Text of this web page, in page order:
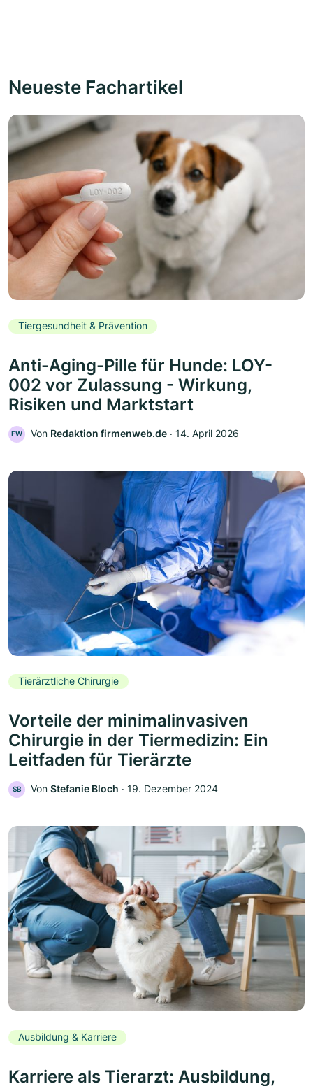
Neueste Fachartikel
Tiergesundheit & Prävention
Anti-Aging-Pille für Hunde: LOY-
002 vor Zulassung - Wirkung,
Risiken und Marktstart
FW Von Redaktion firmenweb.de ‧ 14. April 2026
Tierärztliche Chirurgie
Vorteile der minimalinvasiven
Chirurgie in der Tiermedizin: Ein
Leitfaden für Tierärzte
SB Von Stefanie Bloch ‧ 19. Dezember 2024
Ausbildung & Karriere
Karriere als Tierarzt: Ausbildung,